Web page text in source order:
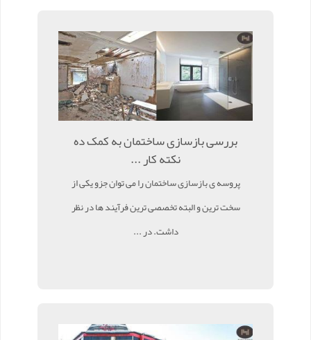
بررسی بازسازی ساختمان به کمک ده
نکته کار ...
پروسه ی بازسازی ساختمان را می توان جزو یکی از
سخت ترین و البته تخصصی ترین فرآیند ها در نظر
داشت. در ...